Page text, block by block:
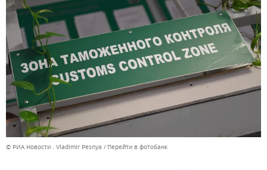
© РИА Новости . Vladimir Pesnya Перейти в фотобанк